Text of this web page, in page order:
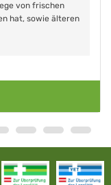
von frischen
hat, sowie älteren